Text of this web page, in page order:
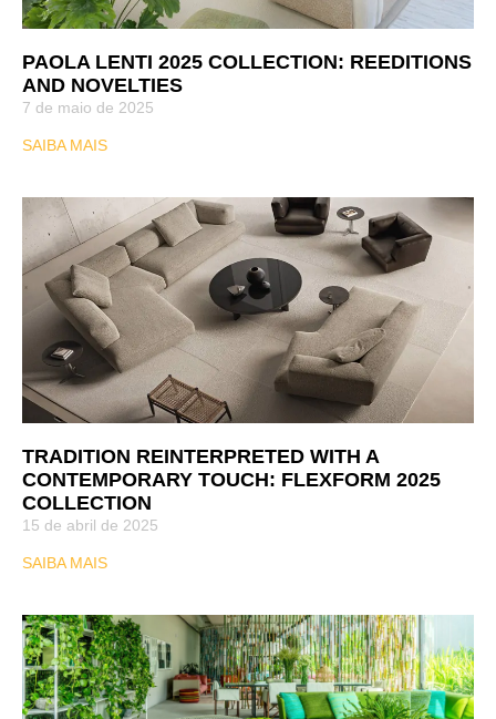
PAOLA LENTI 2025 COLLECTION: REEDITIONS
AND NOVELTIES
7 de maio de 2025
SAIBA MAIS
TRADITION REINTERPRETED WITH A
CONTEMPORARY TOUCH: FLEXFORM 2025
COLLECTION
15 de abril de 2025
SAIBA MAIS